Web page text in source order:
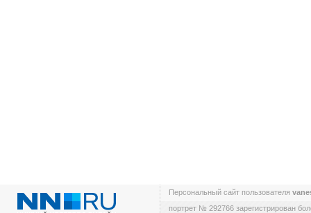
Персональный сайт пользователя
портрет № 292766 зарегистрирован